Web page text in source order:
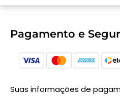
Pagamento e
Suas informações de